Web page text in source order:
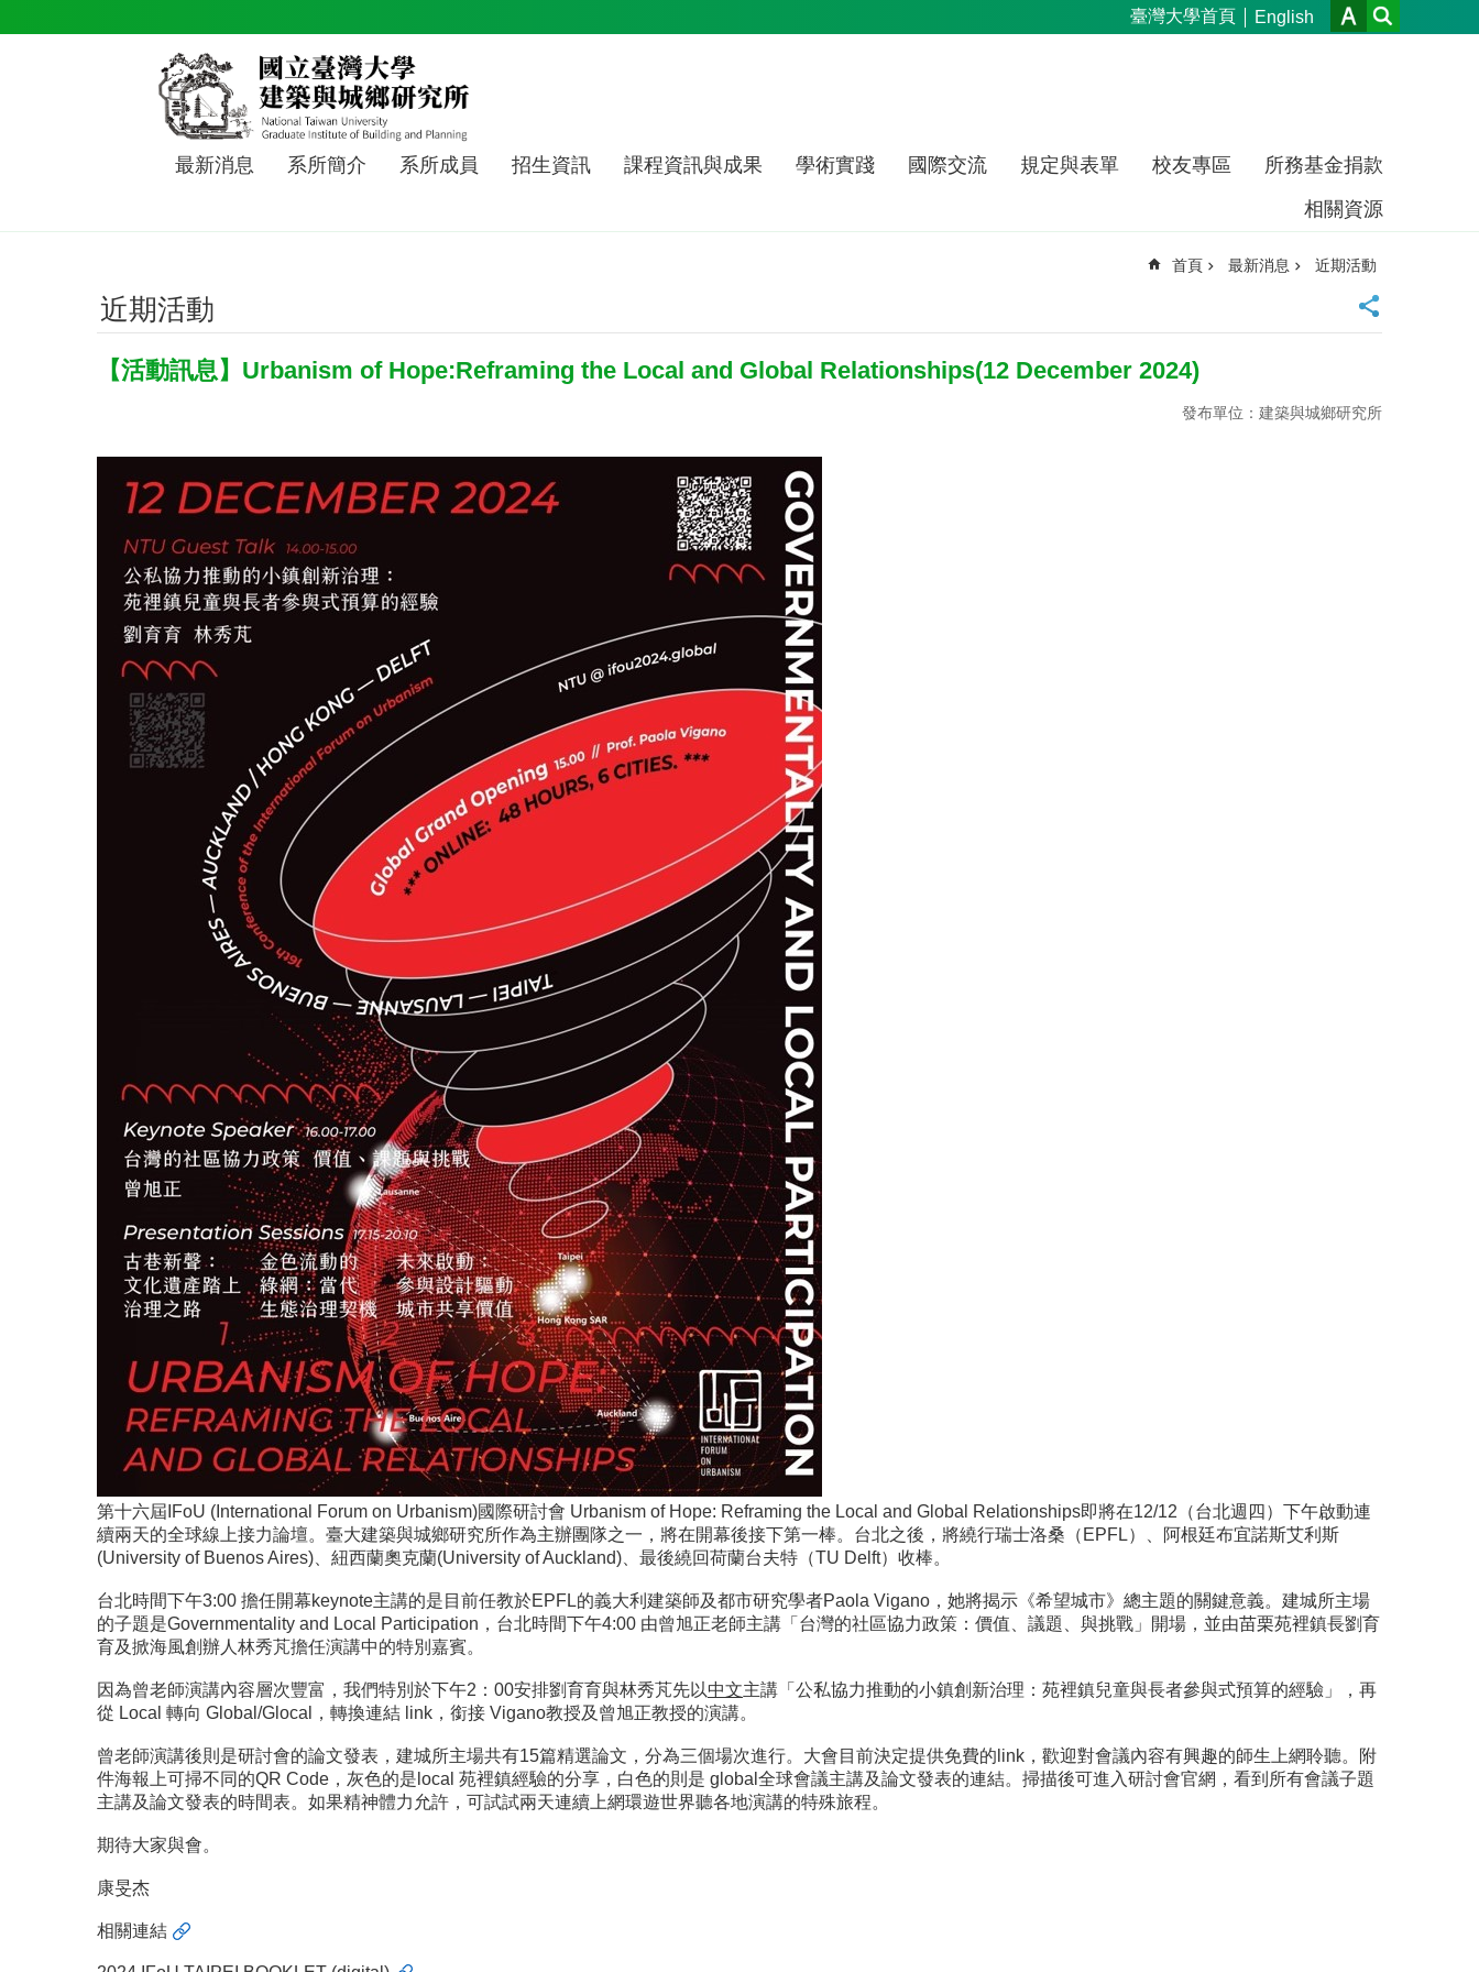
臺灣大學首頁 English
最新消息 系所簡介 系所成員 招生資訊 課程資訊與成果 學術實踐 國際交流 規定與表單 校友專區
所務基金捐款
相關資源
首頁 最新消息 近期活動
近期活動
【活動訊息】Urbanism of Hope:Reframing the Local and Global Relationships(12 December 2024)
發布單位：建築與城鄉研究所
第十六屆IFoU (International Forum on Urbanism)國際研討會 Urbanism of Hope: Reframing the Local and Global Relationships即將在12/12（台北週四）下午啟動連
續兩天的全球線上接力論壇。臺大建築與城鄉研究所作為主辦團隊之一，將在開幕後接下第一棒。台北之後，將繞行瑞士洛桑（EPFL）、阿根廷布宜諾斯艾利斯
(University of Buenos Aires)、紐西蘭奧克蘭(University of Auckland)、最後繞回荷蘭台夫特（TU Delft）收棒。
台北時間下午3:00 擔任開幕keynote主講的是目前任教於EPFL的義大利建築師及都市研究學者Paola Vigano，她將揭示《希望城市》總主題的關鍵意義。建城所主場
的子題是Governmentality and Local Participation，台北時間下午4:00 由曾旭正老師主講「台灣的社區協力政策：價值、議題、與挑戰」開場，並由苗栗苑裡鎮長劉育
育及掀海風創辦人林秀芃擔任演講中的特別嘉賓。
因為曾老師演講內容層次豐富，我們特別於下午2：00安排劉育育與林秀芃先以中文主講「公私協力推動的小鎮創新治理：苑裡鎮兒童與長者參與式預算的經驗」，再
從 Local 轉向 Global/Glocal，轉換連結 link，銜接 Vigano教授及曾旭正教授的演講。
曾老師演講後則是研討會的論文發表，建城所主場共有15篇精選論文，分為三個場次進行。大會目前決定提供免費的link，歡迎對會議內容有興趣的師生上網聆聽。附
件海報上可掃不同的QR Code，灰色的是local 苑裡鎮經驗的分享，白色的則是 global全球會議主講及論文發表的連結。掃描後可進入研討會官網，看到所有會議子題
主講及論文發表的時間表。如果精神體力允許，可試試兩天連續上網環遊世界聽各地演講的特殊旅程。
期待大家與會。
康旻杰
相關連結